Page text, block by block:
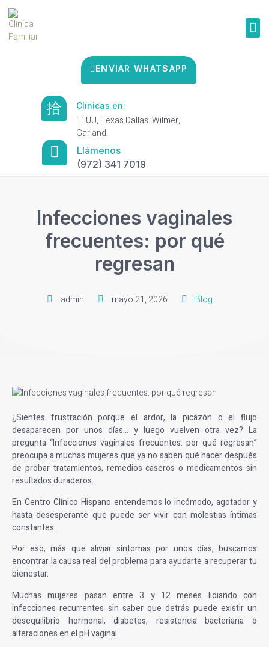
ENVIAR WHATSAPP
Clínicas en:
EEUU, Texas Dallas. Wilmer,
Garland.
Llámenos
(972) 341 7019
Infecciones vaginales
frecuentes: por qué
regresan
admin mayo 21, 2026 Blog
¿Sientes frustración porque el ardor, la picazón o el flujo
desaparecen por unos días… y luego vuelven otra vez? La
pregunta “Infecciones vaginales frecuentes: por qué regresan”
preocupa a muchas mujeres que ya no saben qué hacer después
de probar tratamientos, remedios caseros o medicamentos sin
resultados duraderos.
En Centro Clínico Hispano entendemos lo incómodo, agotador y
hasta desesperante que puede ser vivir con molestias íntimas
constantes.
Por eso, más que aliviar síntomas por unos días, buscamos
encontrar la causa real del problema para ayudarte a recuperar tu
bienestar.
Muchas mujeres pasan entre 3 y 12 meses lidiando con
infecciones recurrentes sin saber que detrás puede existir un
desequilibrio hormonal, diabetes, resistencia bacteriana o
alteraciones en el pH vaginal.